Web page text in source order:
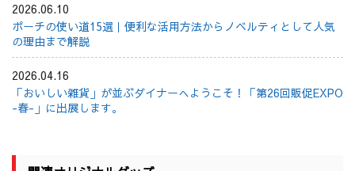
2026.06.10
ポーチの使い道15選｜便利な活用方法からノベルティとして人気
の理由まで解説
2026.04.16
「おいしい雑貨」が並ぶダイナーへようこそ！「第26回販促EXPO
-春-」に出展します。